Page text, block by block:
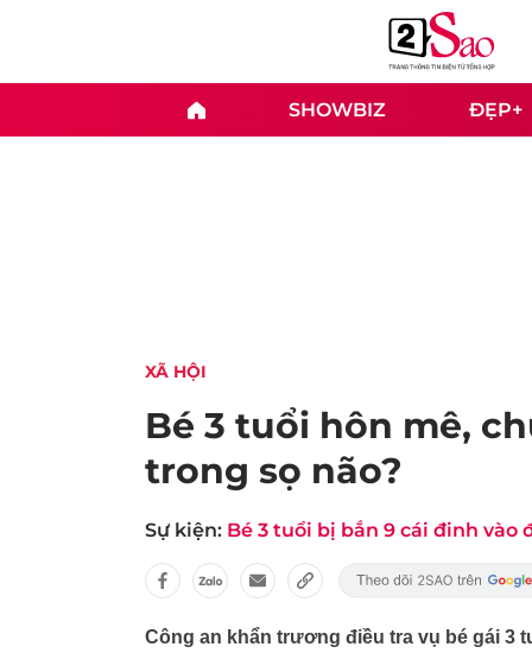
SHOWBIZ ĐẸP+
XÃ HỘI
Bé 3 tuổi hôn mê,
trong sọ não?
Sự kiện: Bé 3 tuổi bị bắn 9 cái đinh vào
Công an khẩn trương điều tra vụ bé gái 3